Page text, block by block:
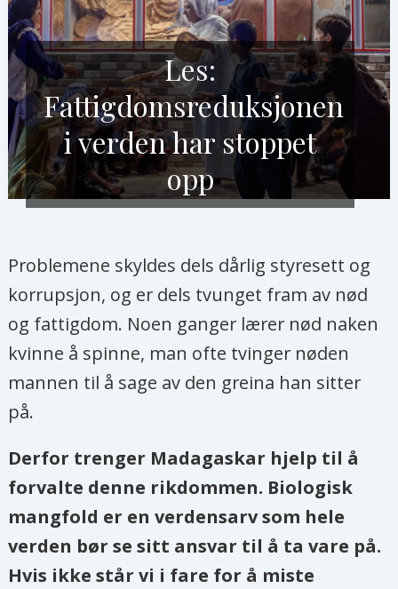
Les:
Fattigdomsreduksjonen
i verden har stoppet
opp
Problemene skyldes dels dårlig styresett og
korrupsjon, og er dels tvunget fram av nød
og fattigdom. Noen ganger lærer nød naken
kvinne å spinne, man ofte tvinger nøden
mannen til å sage av den greina han sitter
på.
Derfor trenger Madagaskar hjelp til å
forvalte denne rikdommen. Biologisk
mangfold er en verdensarv som hele
verden bør se sitt ansvar til å ta vare på.
Hvis ikke står vi i fare for å miste